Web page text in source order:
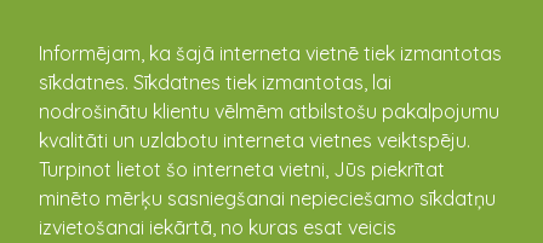
Informējam, ka šajā interneta vietnē tiek izmantotas
sīkdatnes. Sīkdatnes tiek izmantotas, lai
nodrošinātu klientu vēlmēm atbilstošu pakalpojumu
kvalitāti un uzlabotu interneta vietnes veiktspēju.
Turpinot lietot šo interneta vietni, Jūs piekrītat
minēto mērķu sasniegšanai nepieciešamo sīkdatņu
izvietošanai iekārtā, no kuras esat veicis
kandava.lv
PASĀKUMU
KALENDĀRS